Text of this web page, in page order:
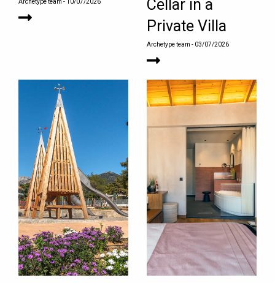
Archetype team - 10/07/2026
Cellar in a
Private Villa
Archetype team - 03/07/2026